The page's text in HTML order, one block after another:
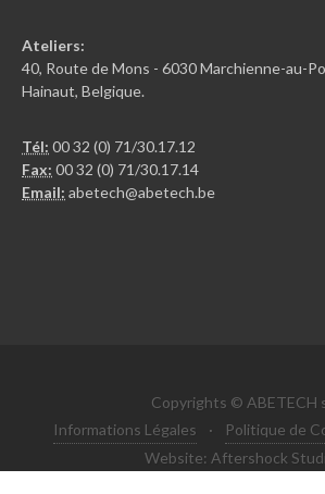
Ateliers:
40, Route de Mons - 6030 Marchienne-au-
Hainaut, Belgique.
Tél: 00 32 (0) 71/30.17.12
Fax: 00 32 (0) 71/30.17.14
Email: abetech@abetech.be
Copyrights © ABETECH
Informations Légales
· Politique de
Website: Aftershock